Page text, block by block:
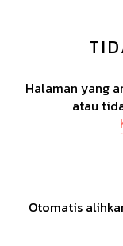
Halaman yang
atau
Otomatis